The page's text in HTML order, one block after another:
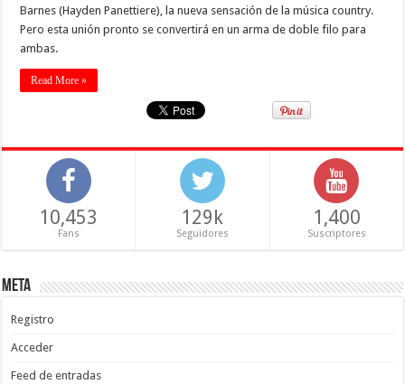
Barnes (Hayden Panettiere), la nueva sensación de la música country.
Pero esta unión pronto se convertirá en un arma de doble filo para
ambas.
Read More »
10,453
Fans
129k
Seguidores
1,400
Suscriptores
Meta
Registro
Acceder
Feed de entradas